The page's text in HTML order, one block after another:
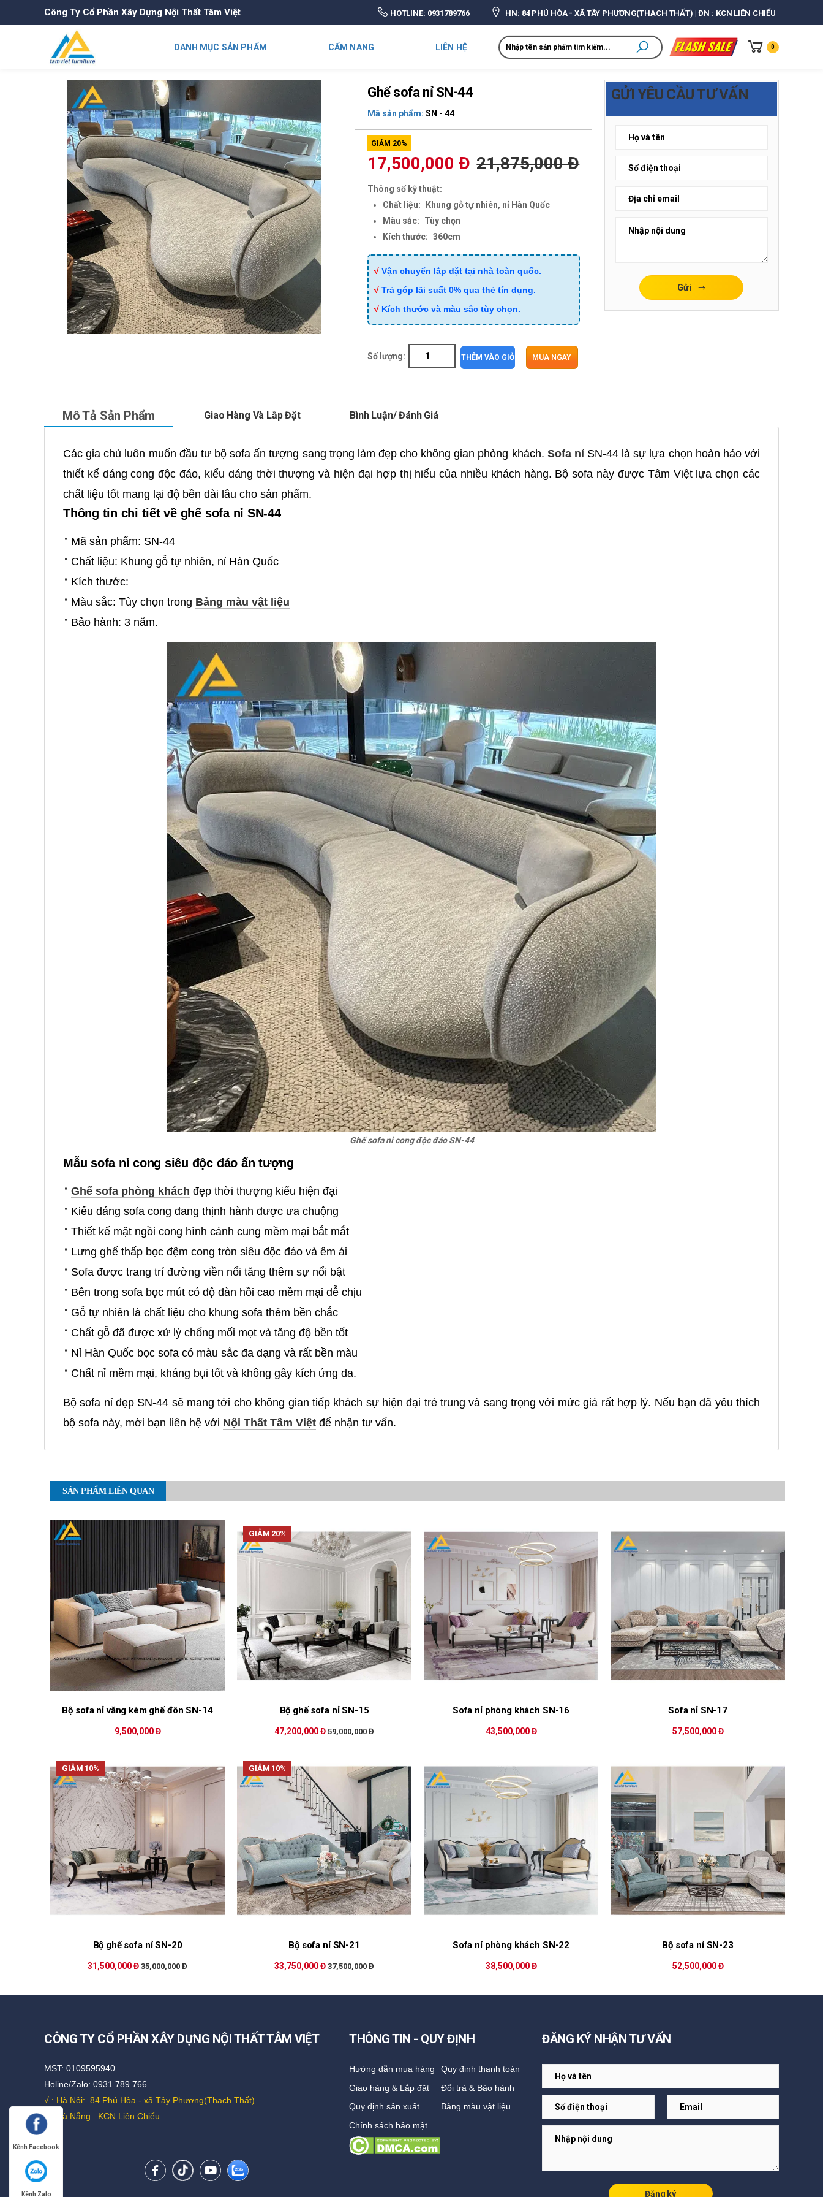
Công Ty Cổ Phần Xây Dựng Nội Thất Tâm Việt HOTLINE: 0931789766 HN: 84 PHÚ HÒA - XÃ TÂY PHƯƠNG(THẠCH THẤT) | ĐN : KCN LIÊN CHIỂU
DANH MỤC SẢN PHẨM CẨM NANG LIÊN HỆ
Search
0
Ghế sofa nỉ SN-44
Mã sản phẩm:SN - 44
GIẢM 20%
17,500,000 Đ 21,875,000 Đ
Thông số kỹ thuật:
Chất liệu:
Khung gỗ tự nhiên, nỉ Hàn Quốc
Màu sắc:
Tùy chọn
Kích thước: 360cm
√Vận chuyển lắp dặt tại nhà toàn quốc.
√Trả góp lãi suất 0% qua thẻ tín dụng.
√ Kích thước và màu sắc tùy chọn.
Số lượng: THÊM VÀO GIỎ MUA NGAY
GỬI YÊU CẦU TƯ VẤN
Gửi
Mô Tả Sản Phẩm Giao Hàng Và Lắp Đặt Bình Luận/ Đánh Giá
Các gia chủ luôn muốn đầu tư bộ sofa ấn tượng sang trọng làm đẹp cho không gian phòng khách. Sofa nỉSN-44 là sự lựa chọn hoàn hảo với
thiết kế dáng cong độc đáo, kiểu dáng thời thượng và hiện đại hợp thị hiếu của nhiều khách hàng. Bộ sofa này được Tâm Việt lựa chọn các
chất liệu tốt mang lại độ bền dài lâu cho sản phẩm.
Thông tin chi tiết về ghế sofa nỉ SN-44
Mã sản phẩm: SN-44
Chất liệu: Khung gỗ tự nhiên, nỉ Hàn Quốc
Kích thước:
Màu sắc: Tùy chọn trong Bảng màu vật liệu
Bảo hành: 3 năm.
Ghế sofa nỉ cong độc đáo SN-44
Mẫu sofa nỉ cong siêu độc đáo ấn tượng
Ghế sofa phòng khách đẹp thời thượng kiểu hiện đại
Kiểu dáng sofa cong đang thịnh hành được ưa chuộng
Thiết kế mặt ngồi cong hình cánh cung mềm mại bắt mắt
Lưng ghế thấp bọc đệm cong tròn siêu độc đáo và êm ái
Sofa được trang trí đường viền nổi tăng thêm sự nổi bật
Bên trong sofa bọc mút có độ đàn hồi cao mềm mại dễ chịu
Gỗ tự nhiên là chất liệu cho khung sofa thêm bền chắc
Chất gỗ đã được xử lý chống mối mọt và tăng độ bền tốt
Nỉ Hàn Quốc bọc sofa có màu sắc đa dạng và rất bền màu
Chất nỉ mềm mại, kháng bụi tốt và không gây kích ứng da.
Bộ sofa nỉ đẹp SN-44 sẽ mang tới cho không gian tiếp khách sự hiện đại trẻ trung và sang trọng với mức giá rất hợp lý. Nếu bạn đã yêu thích
bộ sofa này, mời bạn liên hệ với Nội Thất Tâm Việt để nhận tư vấn.
SẢN PHẨM LIÊN QUAN
Bộ sofa nỉ văng kèm ghế đôn SN-14
9,500,000 Đ
GIẢM 20%
Bộ ghế sofa nỉ SN-15
47,200,000 Đ 59,000,000 Đ
Sofa nỉ phòng khách SN-16
43,500,000 Đ
Sofa nỉ SN-17
57,500,000 Đ
GIẢM 10%
Bộ ghế sofa nỉ SN-20
31,500,000 Đ 35,000,000 Đ
GIẢM 10%
Bộ sofa nỉ SN-21
33,750,000 Đ 37,500,000 Đ
Sofa nỉ phòng khách SN-22
38,500,000 Đ
Bộ sofa nỉ SN-23
52,500,000 Đ
CÔNG TY CỔ PHẦN XÂY DỰNG NỘI THẤT TÂM VIỆT
MST: 0109595940
Holine/Zalo: 0931.789.766
√ : Hà Nội: 84 Phú Hòa - xã Tây Phương(Thạch Thất).
√ : Đà Nẵng : KCN Liên Chiểu
THÔNG TIN - QUY ĐỊNH
Hướng dẫn mua hàng
Quy định thanh toán
Giao hàng & Lắp đặt
Đổi trả & Bảo hành
Quy định sản xuất
Bảng màu vật liệu
Chính sách bảo mật
ĐĂNG KÝ NHẬN TƯ VẤN
Đăng ký
Kênh Facebook
Kênh Zalo